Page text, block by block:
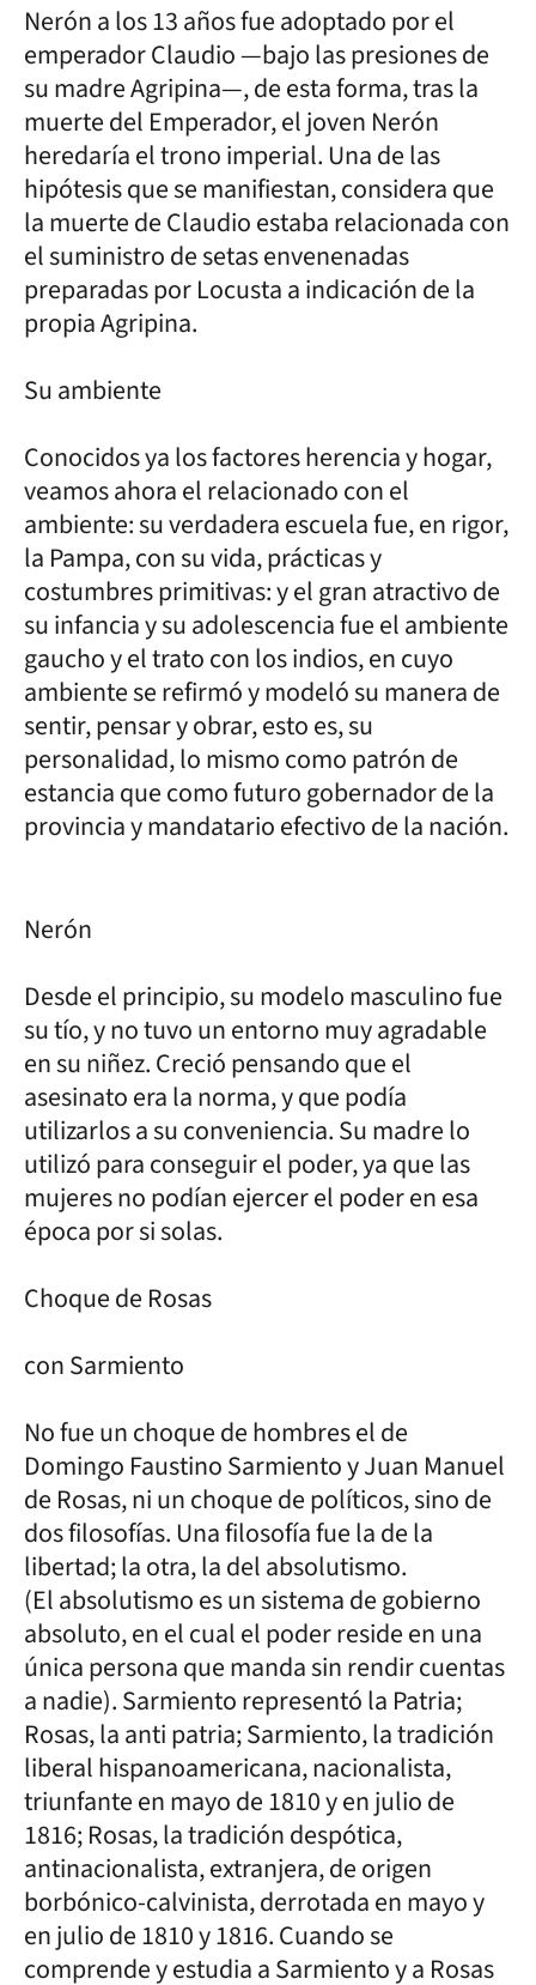
Nerón a los 13 años fue adoptado por el
emperador Claudio —bajo las presiones de
su madre Agripina—, de esta forma, tras la
muerte del Emperador, el joven Nerón
heredaría el trono imperial. Una de las
hipótesis que se manifiestan, considera que
la muerte de Claudio estaba relacionada con
el suministro de setas envenenadas
preparadas por Locusta a indicación de la
propia Agripina.
Su ambiente
Conocidos ya los factores herencia y hogar,
veamos ahora el relacionado con el
ambiente: su verdadera escuela fue, en rigor,
la Pampa, con su vida, prácticas y
costumbres primitivas: y el gran atractivo de
su infancia y su adolescencia fue el ambiente
gaucho y el trato con los indios, en cuyo
ambiente se refirmó y modeló su manera de
sentir, pensar y obrar, esto es, su
personalidad, lo mismo como patrón de
estancia que como futuro gobernador de la
provincia y mandatario efectivo de la nación.
Nerón
Desde el principio, su modelo masculino fue
su tío, y no tuvo un entorno muy agradable
en su niñez. Creció pensando que el
asesinato era la norma, y que podía
utilizarlos a su conveniencia. Su madre lo
utilizó para conseguir el poder, ya que las
mujeres no podían ejercer el poder en esa
época por si solas.
Choque de Rosas
con Sarmiento
No fue un choque de hombres el de
Domingo Faustino Sarmiento y Juan Manuel
de Rosas, ni un choque de políticos, sino de
dos filosofías. Una filosofía fue la de la
libertad; la otra, la del absolutismo.
(El absolutismo es un sistema de gobierno
absoluto, en el cual el poder reside en una
única persona que manda sin rendir cuentas
a nadie). Sarmiento representó la Patria;
Rosas, la anti patria; Sarmiento, la tradición
liberal hispanoamericana, nacionalista,
triunfante en mayo de 1810 y en julio de
1816; Rosas, la tradición despótica,
antinacionalista, extranjera, de origen
borbónico-calvinista, derrotada en mayo y
en julio de 1810 y 1816. Cuando se
comprende y estudia a Sarmiento y a Rosas